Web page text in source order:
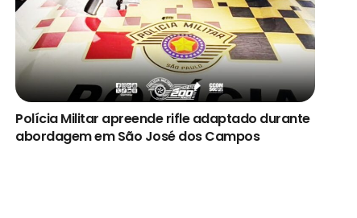
Polícia Militar apreende rifle adaptado durante
abordagem em São José dos Campos